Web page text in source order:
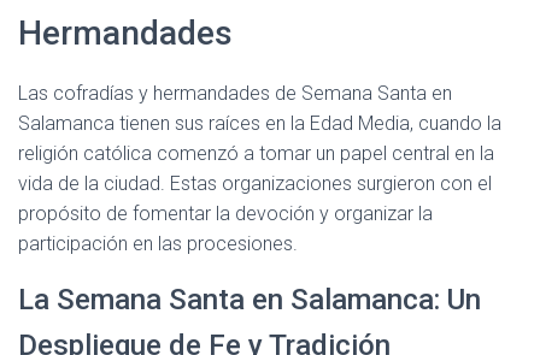
Hermandades
Las cofradías y hermandades de Semana Santa en
Salamanca tienen sus raíces en la Edad Media, cuando la
religión católica comenzó a tomar un papel central en la
vida de la ciudad. Estas organizaciones surgieron con el
propósito de fomentar la devoción y organizar la
participación en las procesiones.
La Semana Santa en Salamanca: Un
Despliegue de Fe y Tradición